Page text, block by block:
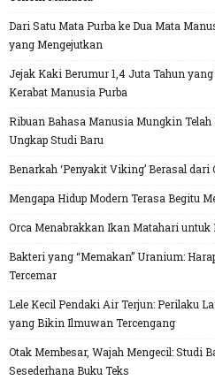
Dari Satu Mata Purba ke Dua Mata
yang Mengejutkan
Jejak Kaki Berumur 1,4 Juta Tahun
Kerabat Manusia Purba
Ribuan Bahasa Manusia Mungkin Telah
Ungkap Studi Baru
Benarkah ‘Penyakit Viking’ Berasal dari
Mengapa Hidup Modern Terasa Begitu
Orca Menabrakkan Ikan Matahari untuk
Bakteri yang “Memakan” Uranium:
Tercemar
Lele Kecil Pendaki Air Terjun: Perilaku
yang Bikin Ilmuwan Tercengang
Otak Membesar, Wajah Mengecil: Studi
Sesederhana Buku Teks